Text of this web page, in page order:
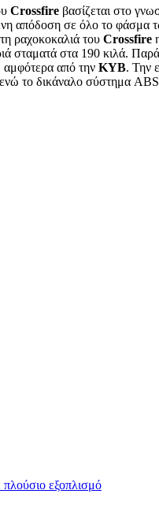
Crossfire βασίζεται στο
απόδοση σε όλο το
ραχοκοκαλιά του Crossfire
σταματά στα 190 κιλά.
αμφότερα από την KYB. Την
το δικάναλο σύστημα
εξοπλισμό